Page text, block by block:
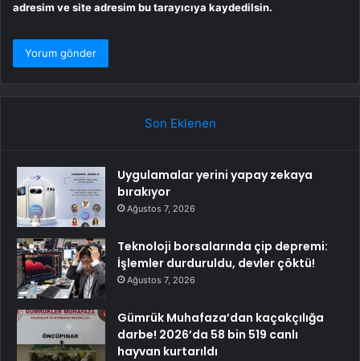
adresim ve site adresim bu tarayıcıya kaydedilsin.
Son Eklenen
Uygulamalar yerini yapay zekaya
bırakıyor
Ağustos 7, 2026
Teknoloji borsalarında çip depremi:
İşlemler durduruldu, devler çöktü!
Ağustos 7, 2026
Gümrük Muhafaza’dan kaçakçılığa
darbe! 2026’da 58 bin 519 canlı
hayvan kurtarıldı